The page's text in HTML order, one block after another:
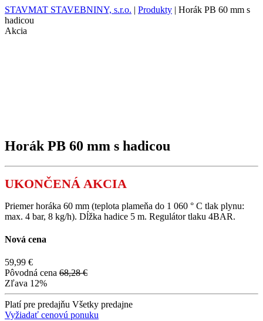
STAVMAT STAVEBNINY, s.r.o. | Produkty | Horák PB 60 mm s
hadicou
Akcia
Horák PB 60 mm s hadicou
UKONČENÁ AKCIA
Priemer horáka 60 mm (teplota plameňa do 1 060 ° C tlak plynu:
max. 4 bar, 8 kg/h). Dĺžka hadice 5 m. Regulátor tlaku 4BAR.
Nová cena
59,99 €
Pôvodná cena 68,28 €
Zľava 12%
Platí pre predajňu Všetky predajne
Vyžiadať cenovú ponuku